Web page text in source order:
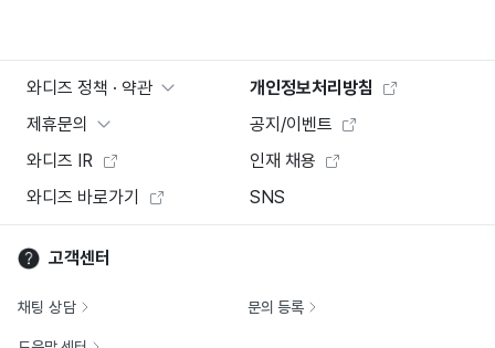
와디즈 정책 · 약관
개인정보처리방침
제휴문의
공지/이벤트
와디즈 IR
인재 채용
와디즈 바로가기
SNS
고객센터
채팅 상담 문의 등록